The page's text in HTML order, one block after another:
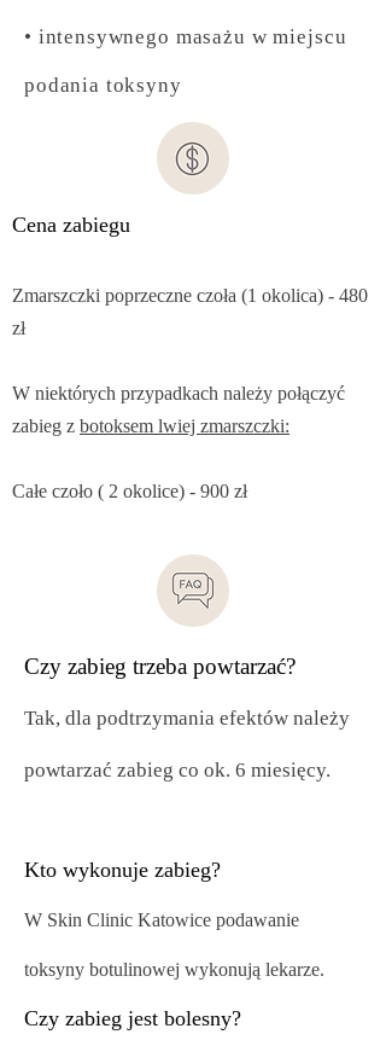
• intensywnego masażu w miejscu
podania toksyny
Cena zabiegu
Zmarszczki poprzeczne czoła (1 okolica) - 480
zł
W niektórych przypadkach należy połączyć
zabieg z botoksem lwiej zmarszczki:
Całe czoło ( 2 okolice) - 900 zł
Czy zabieg trzeba powtarzać?
Tak, dla podtrzymania efektów należy
powtarzać zabieg co ok. 6 miesięcy.
Kto wykonuje zabieg?
W Skin Clinic Katowice podawanie
toksyny botulinowej wykonują lekarze.
Czy zabieg jest bolesny?